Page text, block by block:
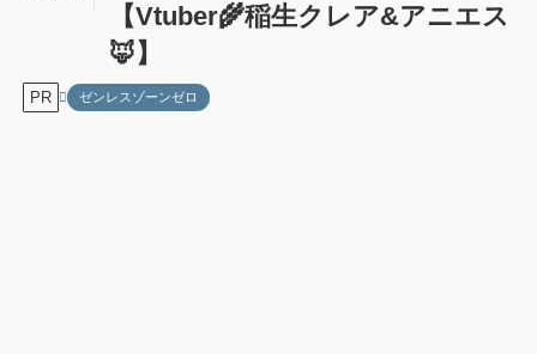
【Vtuber🌾稲生クレア&アニエス
🦊】
PR ゼンレスゾーンゼロ